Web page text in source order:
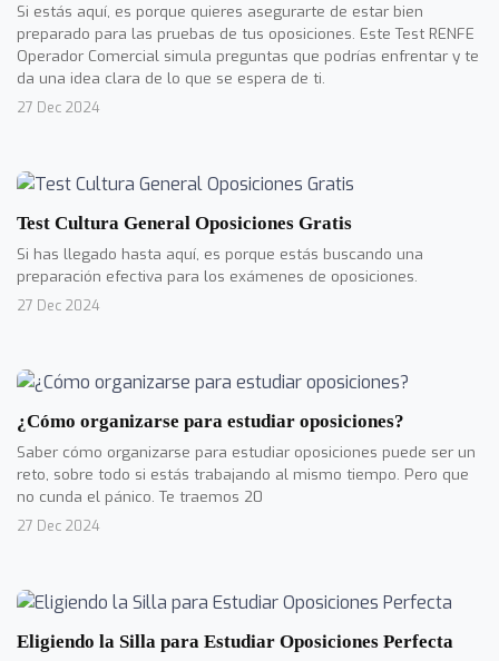
Si estás aquí, es porque quieres asegurarte de estar bien
preparado para las pruebas de tus oposiciones. Este Test RENFE
Operador Comercial simula preguntas que podrías enfrentar y te
da una idea clara de lo que se espera de ti.
27 Dec 2024
Test Cultura General Oposiciones Gratis
Si has llegado hasta aquí, es porque estás buscando una
preparación efectiva para los exámenes de oposiciones.
27 Dec 2024
¿Cómo organizarse para estudiar oposiciones?
Saber cómo organizarse para estudiar oposiciones puede ser un
reto, sobre todo si estás trabajando al mismo tiempo. Pero que
no cunda el pánico. Te traemos 20
27 Dec 2024
Eligiendo la Silla para Estudiar Oposiciones Perfecta